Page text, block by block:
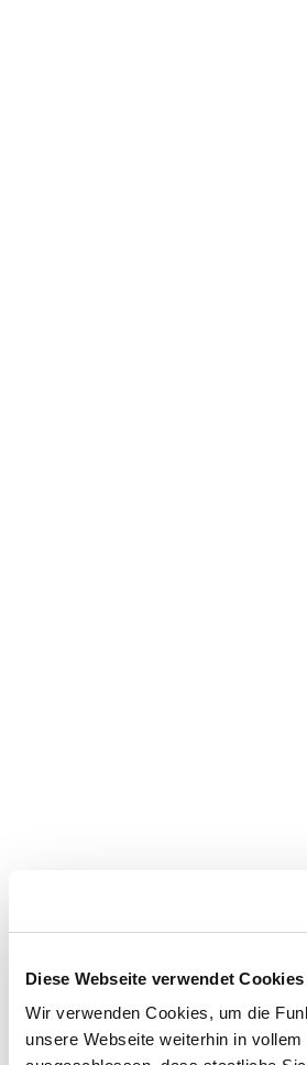
Diese Webseite verwendet Cookies
Wir verwenden Cookies, um die
unsere Webseite weiterhin in